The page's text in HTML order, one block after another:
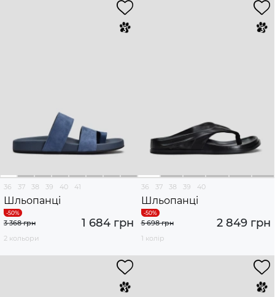
36 37 38 39 40 41
Шльопанці
1 684 грн
3 368 грн
2 кольори
36 37 38 39 40
Шльопанці
2 849 грн
5 698 грн
1 колір